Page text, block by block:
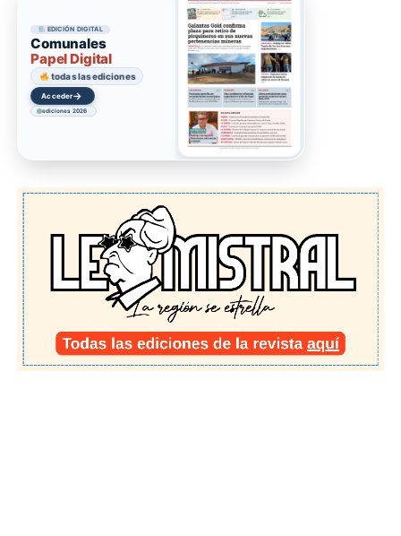
EDICIÓN DIGITAL
Comunales
Papel Digital
todas las ediciones
Acceder→
ediciones 2026